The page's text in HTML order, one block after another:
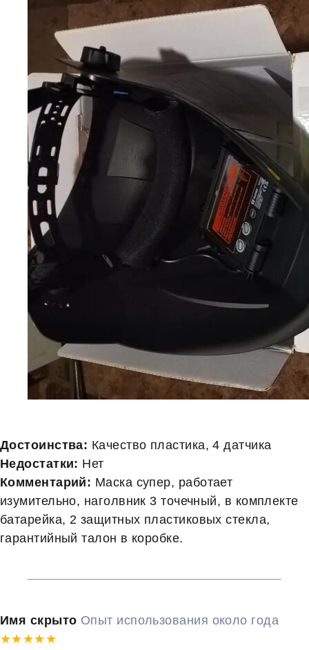
Достоинства: Качество пластика, 4 датчика
Недостатки: Нет
Комментарий: Маска супер, работает
изумительно, наголвник 3 точечный, в комплекте
батарейка, 2 защитных пластиковых стекла,
гарантийный талон в коробке.
Имя скрыто Опыт использования около года
★★★★★